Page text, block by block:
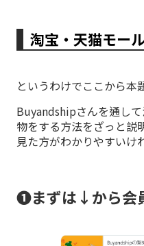
淘宝・天猫モー
というわけでここから本
Buyandshipさんを通し
物をする方法をざっと説
見た方がわかりやすいけ
❶まずは↓から会